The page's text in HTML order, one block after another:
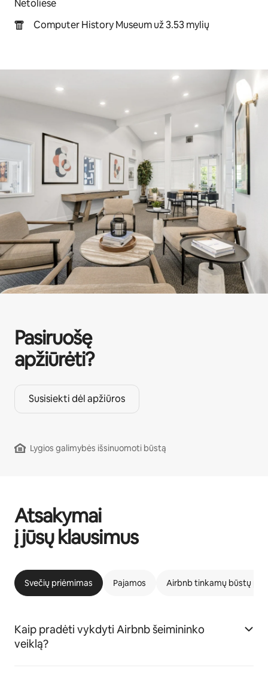
Netoliese
Computer History Museum už 3.53 mylių
Pasiruošę
apžiūrėti?
Susisiekti dėl apžiūros
Lygios galimybės išsinuomoti būstą
Atsakymai
į jūsų klausimus
Svečių priėmimas Pajamos Airbnb tinkamų būstų
Kaip pradėti vykdyti Airbnb šeimininko
veiklą?